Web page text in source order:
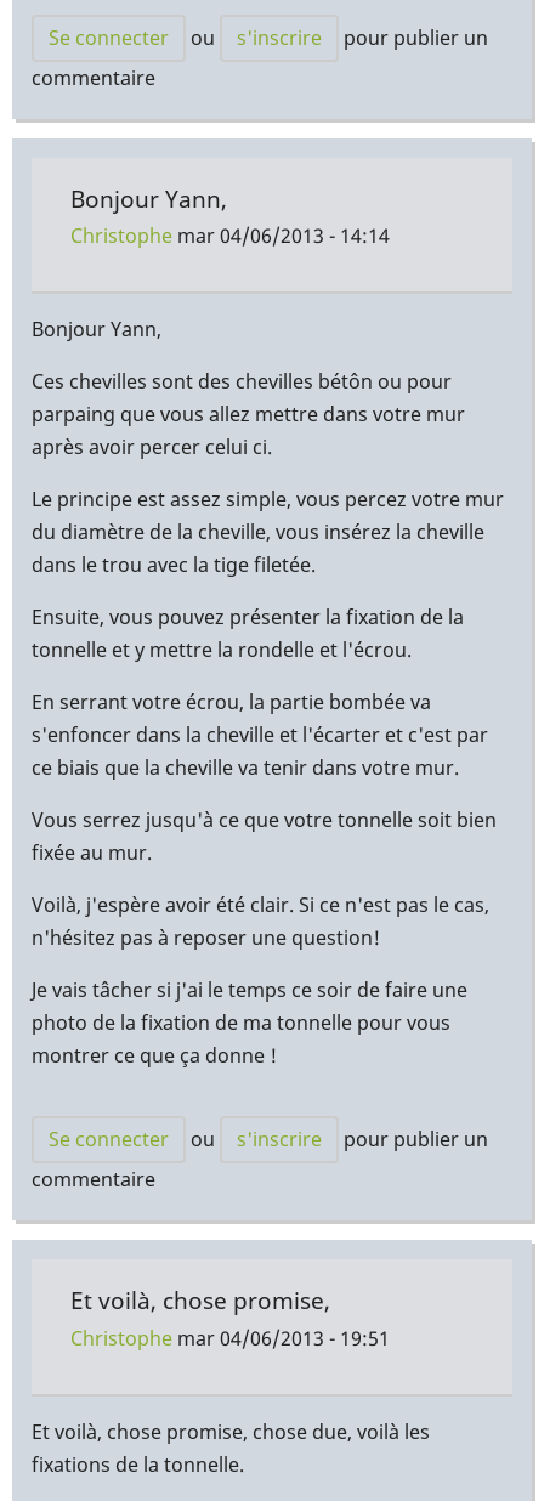
Se connecter ou s'inscrire
pour publier un
commentaire
Bonjour Yann,
Christophe mar 04/06/2013 - 14:14
réponse
Bonjour,
par
Yann
(non
vérifié)
Bonjour Yann,
Ces chevilles sont des chevilles bétôn ou pour
parpaing que vous allez mettre dans votre mur
après avoir percer celui ci.
Le principe est assez simple, vous percez votre mur
du diamètre de la cheville, vous insérez la cheville
dans le trou avec la tige filetée.
Ensuite, vous pouvez présenter la fixation de la
tonnelle et y mettre la rondelle et l'écrou.
En serrant votre écrou, la partie bombée va
s'enfoncer dans la cheville et l'écarter et c'est par
ce biais que la cheville va tenir dans votre mur.
Vous serrez jusqu'à ce que votre tonnelle soit bien
fixée au mur.
Voilà, j'espère avoir été clair. Si ce n'est pas le cas,
n'hésitez pas à reposer une question!
Je vais tâcher si j'ai le temps ce soir de faire une
photo de la fixation de ma tonnelle pour vous
montrer ce que ça donne !
Se connecter ou s'inscrire
pour publier un
commentaire
Et voilà, chose promise,
Christophe mar 04/06/2013 - 19:51
réponse
à
Et voilà, chose promise, chose due, voilà les
fixations de la tonnelle.